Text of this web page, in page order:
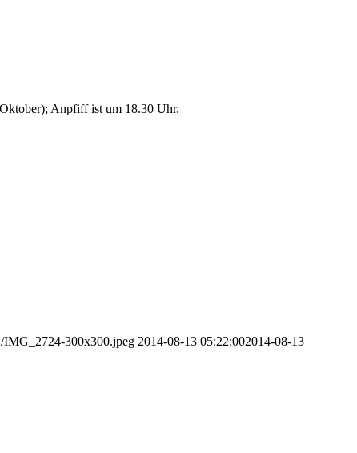
Anpfiff ist um 18.30 Uhr.
IMG_2724-300x300.jpeg 2014-08-13 05:22:002014-08-13